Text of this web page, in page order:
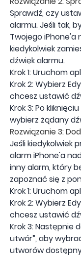
Sprawdź, czy
alarmu. Jeśli tak,
Twojego iPhone'a
kiedykolwiek
dźwięk alarmu.
Krok 1: Uruchom
Krok 2: Wybierz
chcesz ustawić
Krok 3: Po
wybierz żądany
Rozwiązanie 3:
Jeśli kiedykolwiek
alarm iPhone'a
inny alarm, który
zapoznać się z
Krok 1: Uruchom
Krok 2: Wybierz
chcesz ustawić
Krok 3: Następnie
utwór”, aby
utworów